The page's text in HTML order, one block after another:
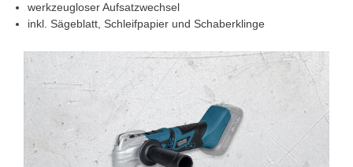
werkzeugloser Aufsatzwechsel
inkl. Sägeblatt, Schleifpapier und Schaberklinge